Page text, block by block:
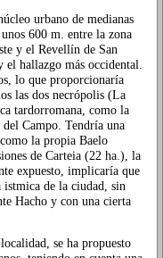
urbano de medianas
600 m. entre la zona
y el Revellín de San
hallazgo más occidental.
lo que proporcionaría
las dos necrópolis (La
tardorromana, como la
del Campo. Tendría una
la propia Baelo
de Carteia (22 ha.), la
expuesto, implicaría que
istmica de la ciudad, sin
Hacho y con una cierta
se ha propuesto